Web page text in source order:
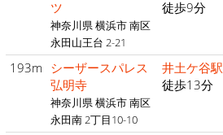
ツ
神奈川県 横浜市 南区
永田山王台 2-21
徒歩9分
193m シーザースパレス
弘明寺
神奈川県 横浜市 南区
永田南 2丁目10-10
井土ケ谷駅
徒歩13分